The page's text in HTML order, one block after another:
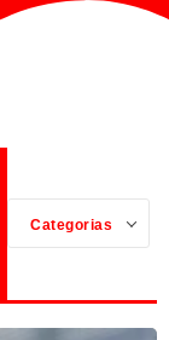
Categorias